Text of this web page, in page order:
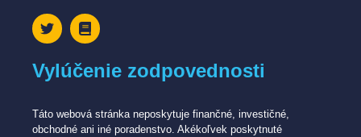
Vylúčenie zodpovednosti
Táto webová stránka neposkytuje finančné, investičné,
obchodné ani iné poradenstvo. Akékoľvek poskytnuté